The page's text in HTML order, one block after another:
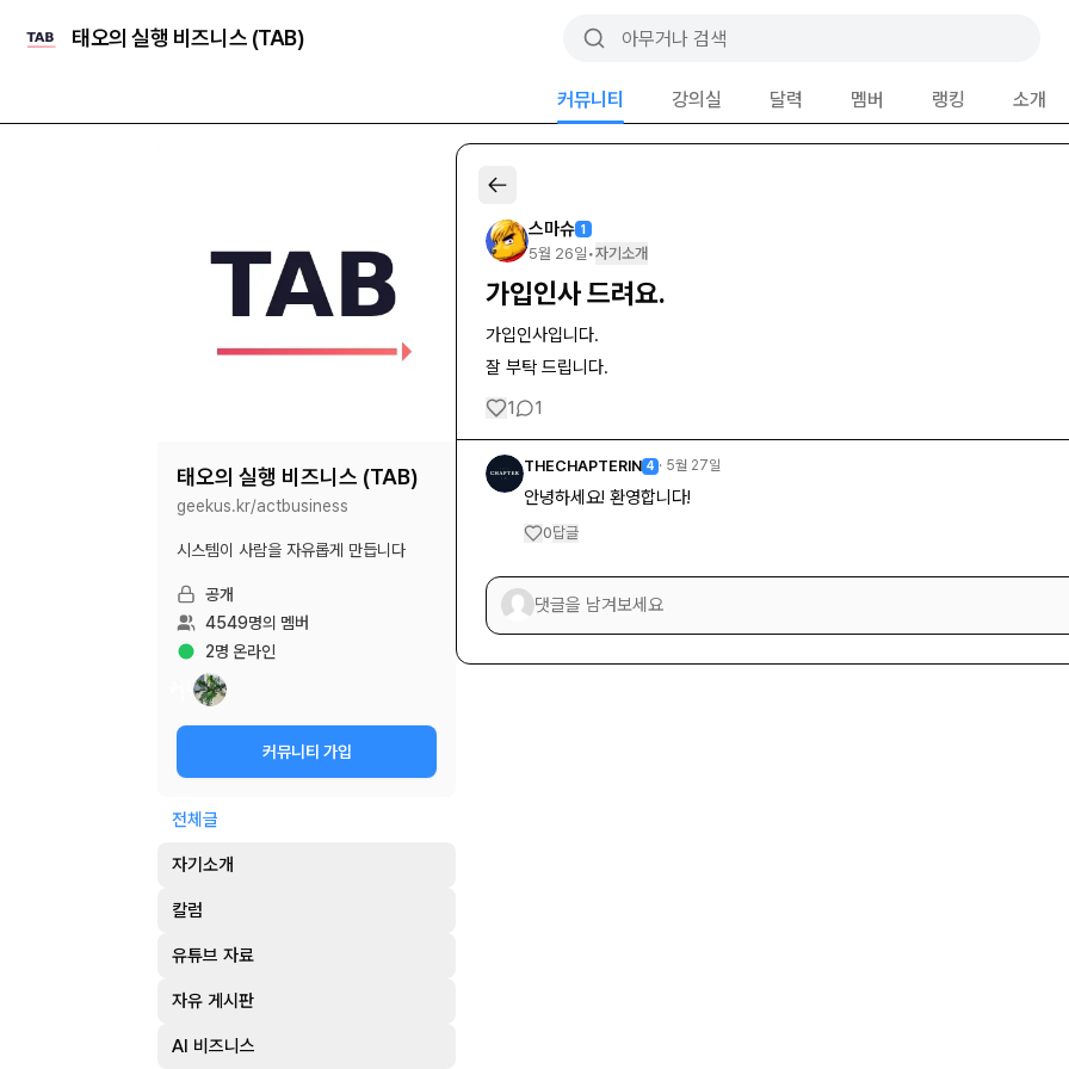
태오의 실행 비즈니스 (TAB)
커뮤니티 강의실 달력 멤버 랭킹 소개
태오의 실행 비즈니스 (TAB)
geekus.kr/actbusiness
시스템이 사람을 자유롭게 만듭니다
공개
4549명의 멤버
2명 온라인
커뮤니티 가입
전체글
자기소개
칼럼
유튜브 자료
자유 게시판
AI 비즈니스
스마슈 1
5월 26일 •자기소개
가입인사 드려요.
가입인사입니다.
잘 부탁 드립니다.
1 1
THECHAPTERIN 4 · 5월 27일
안녕하세요! 환영합니다!
0답글
댓글을 남겨보세요